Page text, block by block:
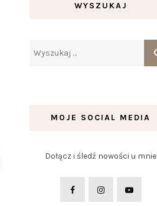
WYSZUKAJ
MOJE SOCIAL MEDIA
Dołącz i śledź nowości u mnie